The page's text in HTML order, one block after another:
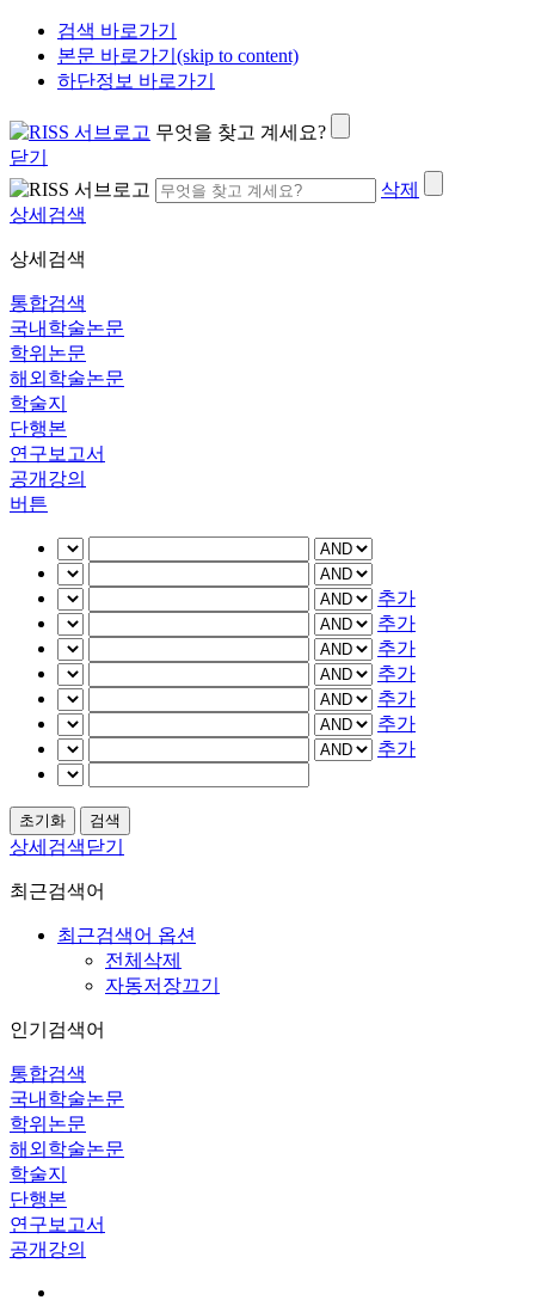
검색 바로가기
본문 바로가기(skip to content)
하단정보 바로가기
무엇을 찾고 계세요?
닫기
삭제
상세검색
상세검색
통합검색
국내학술논문
학위논문
해외학술논문
학술지
단행본
연구보고서
공개강의
버튼
추가
추가
추가
추가
추가
추가
추가
상세검색닫기
최근검색어
최근검색어 옵션
전체삭제
자동저장끄기
인기검색어
통합검색
국내학술논문
학위논문
해외학술논문
학술지
단행본
연구보고서
공개강의